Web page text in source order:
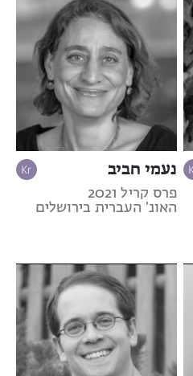
נעמי חביב
פרס קריל 2021
האונ' העברית בירושלים